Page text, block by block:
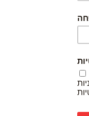
אחד קדימה ולבחור
מינימלי שלא יצריך
העובדים בעסק,
שלכם מקבל